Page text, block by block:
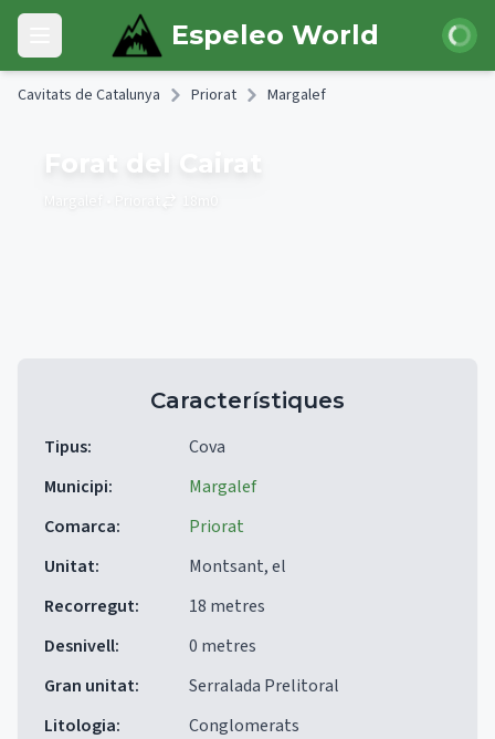
Skip to main content
Open main menu Espeleo World Iniciar
Cavitats de Catalunya Priorat Margalef
Forat del Cairat
Característiques
Tipus:
Cova
Municipi:
Margalef
Comarca:
Priorat
Unitat:
Montsant, el
Recorregut:
18 metres
Desnivell:
0 metres
Gran unitat:
Serralada Prelitoral
Litologia:
Conglomerats